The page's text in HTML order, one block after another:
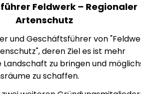
Feldwerk – Regionaler
Artenschutz
und Geschäftsführer von
deren Ziel es ist mehr
Landschaft zu bringen und
zu schaffen.